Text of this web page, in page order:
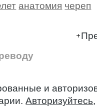
анатомия череп
и
Авторизуйтесь